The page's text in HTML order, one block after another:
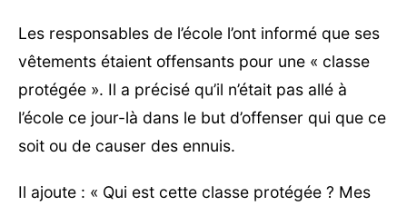
Les responsables de l’école l’ont informé que ses
vêtements étaient offensants pour une « classe
protégée ». Il a précisé qu’il n’était pas allé à
l’école ce jour-là dans le but d’offenser qui que ce
soit ou de causer des ennuis.
Il ajoute : « Qui est cette classe protégée ? Mes